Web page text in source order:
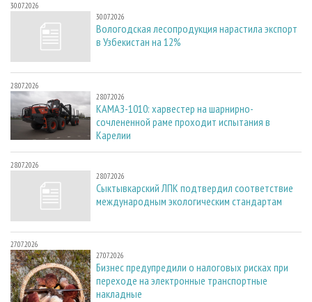
30.07.2026
30.07.2026
Вологодская лесопродукция нарастила экспорт
в Узбекистан на 12%
28.07.2026
28.07.2026
КАМАЗ-1010: харвестер на шарнирно-
сочлененной раме проходит испытания в
Карелии
28.07.2026
28.07.2026
Сыктывкарский ЛПК подтвердил соответствие
международным экологическим стандартам
27.07.2026
27.07.2026
Бизнес предупредили о налоговых рисках при
переходе на электронные транспортные
накладные